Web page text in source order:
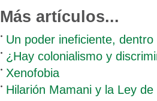
Más artículos...
Un poder ineficiente,
¿Hay colonialismo y
Xenofobia
Hilarión Mamani y la Ley